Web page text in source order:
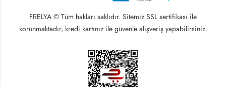
FRELYA © Tüm hakları saklıdır. Sitemiz SSL sertifikası ile
korunmaktadır, kredi kartınız ile güvenle alışveriş yapabilirsiniz.